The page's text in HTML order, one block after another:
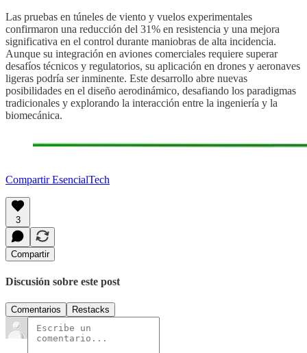
Las pruebas en túneles de viento y vuelos experimentales
confirmaron una reducción del 31% en resistencia y una mejora
significativa en el control durante maniobras de alta incidencia.
Aunque su integración en aviones comerciales requiere superar
desafíos técnicos y regulatorios, su aplicación en drones y aeronaves
ligeras podría ser inminente. Este desarrollo abre nuevas
posibilidades en el diseño aerodinámico, desafiando los paradigmas
tradicionales y explorando la interacción entre la ingeniería y la
biomecánica.
Compartir EsencialTech
3
Compartir
Discusión sobre este post
Comentarios Restacks